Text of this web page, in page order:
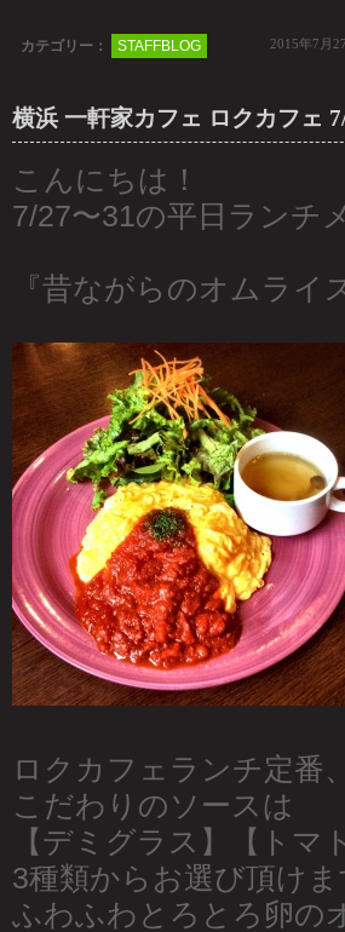
カテゴリー： STAFFBLOG 2015年7月
横浜 一軒家カフェ ロクカフェ
こんにちは！
7/27〜31の平日ランチ
『昔ながらのオムライ
ロクカフェランチ定番
こだわりのソースは
【デミグラス】【ト
3種類からお選び頂けま
ふわふわとろとろ卵の